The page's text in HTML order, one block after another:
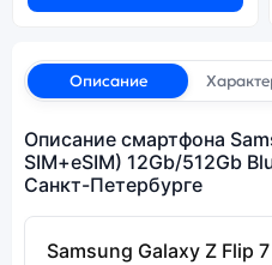
Описание
Описание смартфона
SIM+eSIM) 12Gb/512Gb
Санкт-Петербурге
Samsung Galaxy Z Flip